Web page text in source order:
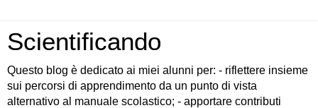
Scientificando
Questo blog è dedicato ai miei alunni per: - riflettere insieme
sui percorsi di apprendimento da un punto di vista
alternativo al manuale scolastico; - apportare contributi